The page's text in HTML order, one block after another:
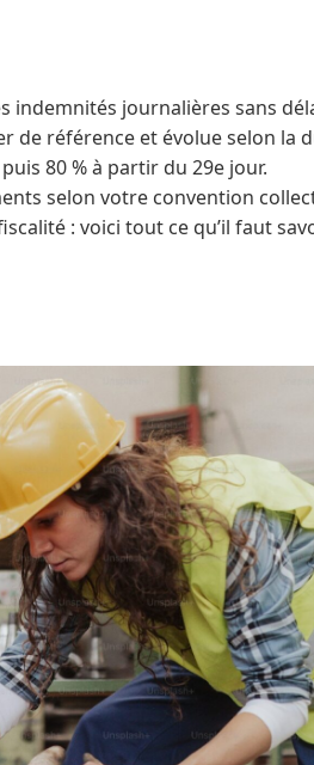
indemnités journalières sans
de référence et évolue selon la
80 % à partir du 29e jour.
selon votre convention
: voici tout ce qu’il faut